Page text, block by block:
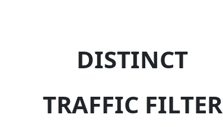
DISTINCT
TRAFFIC FILTER